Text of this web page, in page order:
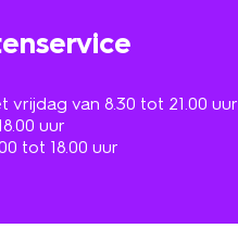
van 8.30 tot 21.00 uur
uur
tot 18.00 uur